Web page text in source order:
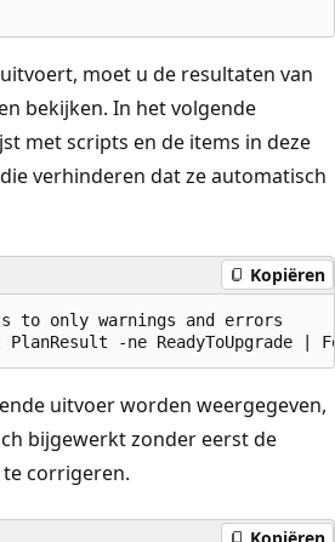
moet u de resultaten van
bekijken. In het volgende
met scripts en de items in deze
verhinderen dat ze automatisch
Kopiëren
only warnings and errors
uitvoer worden weergegeven,
bijgewerkt zonder eerst de
corrigeren.